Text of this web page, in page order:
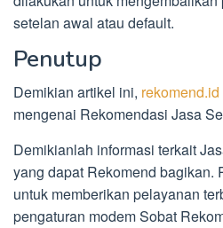
setelan awal atau default.
Penutup
Demikian artikel ini, rekomend.id
mengenai Rekomendasi Jasa
Demikianlah informasi terkait
yang dapat Rekomend bagikan.
untuk memberikan pelayanan
pengaturan modem Sobat